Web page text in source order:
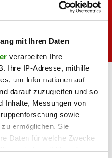
mit Ihren Daten
verarbeiten Ihre
Ihre IP-Adresse, mithilfe
um Informationen auf
darauf zuzugreifen und so
Inhalte, Messungen von
sowie
ermöglichen. Sie
Daten für welche Zwecke
jederzeit über die
Traumfigur im Urlaub
neuen Urlaubsfoto. Im
ihre Traumfigur und
am Meer.